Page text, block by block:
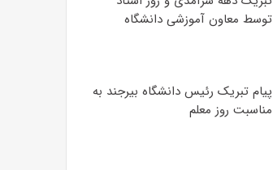
توسط معاون آموزشی دانشگاه
پیام تبریک رئیس دانشگاه بیرجند به
مناسبت روز معلم